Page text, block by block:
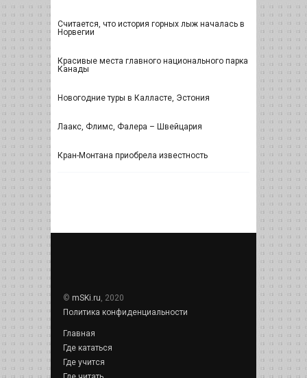
Считается, что история горных лыж началась в
Норвегии
Красивые места главного национального парка
Канады
Новогодние туры в Калласте, Эстония
Лаакс, Флимс, Фалера – Швейцария
Кран-Монтана приобрела известность
© mSKi.ru, 2020
Политика конфиденциальности
Главная
Где кататься
Где учится